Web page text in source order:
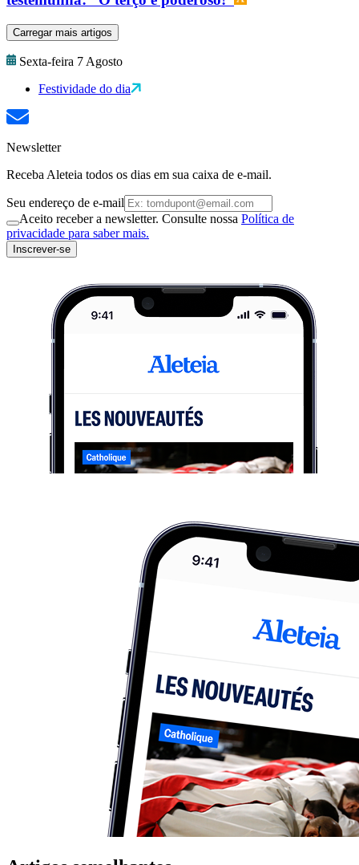
Carregar mais artigos
Sexta-feira 7 Agosto
Festividade do dia
Newsletter
Receba Aleteia todos os dias em sua caixa de e-mail.
Seu endereço de e-mail
Aceito receber a newsletter. Consulte nossa Política de
privacidade para saber mais.
Inscrever-se